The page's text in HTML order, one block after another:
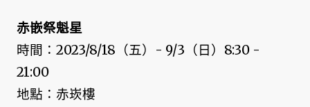
赤嵌祭魁星
時間：2023/8/18（五）- 9/3（日）8:30 -
21:00
地點：赤崁樓